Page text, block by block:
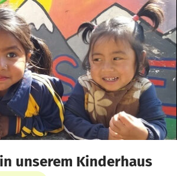
anzeigen
unserem Kinderhaus